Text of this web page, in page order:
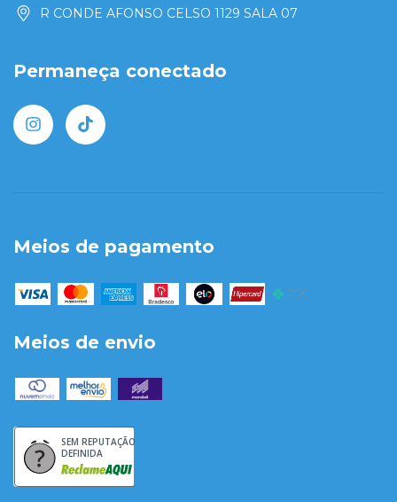
R CONDE AFONSO CELSO 1129 SALA 07
Permaneça conectado
Meios de pagamento
Meios de envio
SEM REPUTAÇÃO
DEFINIDA